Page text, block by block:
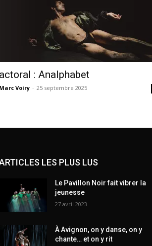
actoral : Analphabet
Marc Voiry - 25 septembre 2025
LES PLUS LUS
Le Pavillon Noir fait vibrer la
jeunesse
27 avril 2023
À Avignon, on y danse, on y
chante… et on y rit